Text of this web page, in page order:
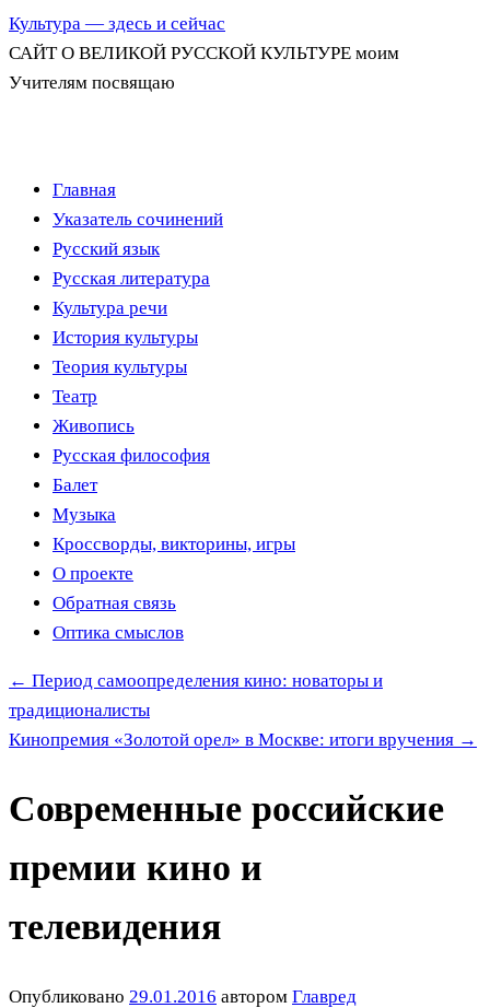
Культура — здесь и сейчас
САЙТ О ВЕЛИКОЙ РУССКОЙ КУЛЬТУРЕ моим
Учителям посвящаю
Перейти
содержимому
Главная
Указатель сочинений
Русский язык
Русская литература
Культура речи
История культуры
Теория культуры
Театр
Живопись
Русская философия
Балет
Музыка
Кроссворды, викторины, игры
О проекте
Обратная связь
Оптика смыслов
← Период самоопределения кино: новаторы и
традиционалисты
Кинопремия «Золотой орел» в Москве: итоги вручения →
Современные российские
премии кино и
телевидения
Опубликовано 29.01.2016 автором Главред